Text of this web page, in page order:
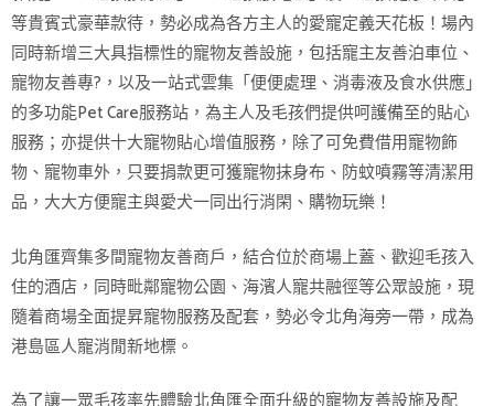
等貴賓式豪華款待，勢必成為各方主人的愛寵定義天花板！場內
同時新增三大具指標性的寵物友善設施，包括寵主友善泊車位、
寵物友善專?，以及一站式雲集「便便處理、消毒液及食水供應」
的多功能Pet Care服務站，為主人及毛孩們提供呵護備至的貼心
服務；亦提供十大寵物貼心增值服務，除了可免費借用寵物飾
物、寵物車外，只要捐款更可獲寵物抹身布、防蚊噴霧等清潔用
品，大大方便寵主與愛犬一同出行消閑、購物玩樂！
北角匯齊集多間寵物友善商戶，結合位於商場上蓋、歡迎毛孩入
住的酒店，同時毗鄰寵物公園、海濱人寵共融徑等公眾設施，現
隨着商場全面提昇寵物服務及配套，勢必令北角海旁一帶，成為
港島區人寵消閒新地標。